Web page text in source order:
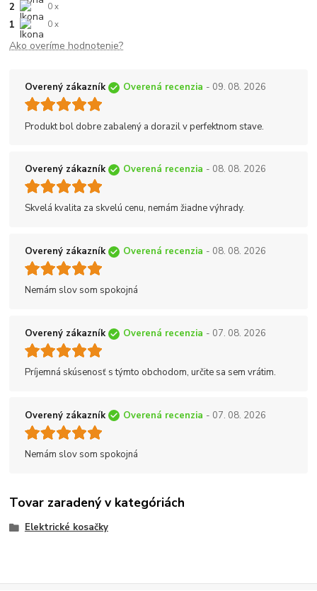
2 0 x
1 0 x
Ako overíme hodnotenie?
Overený zákazník Overená recenzia - 09. 08. 2026
Produkt bol dobre zabalený a dorazil v perfektnom stave.
Overený zákazník Overená recenzia - 08. 08. 2026
Skvelá kvalita za skvelú cenu, nemám žiadne výhrady.
Overený zákazník Overená recenzia - 08. 08. 2026
Nemám slov som spokojná
Overený zákazník Overená recenzia - 07. 08. 2026
Príjemná skúsenosť s týmto obchodom, určite sa sem vrátim.
Overený zákazník Overená recenzia - 07. 08. 2026
Nemám slov som spokojná
Tovar zaradený v kategóriách
Elektrické kosačky